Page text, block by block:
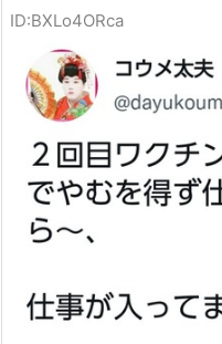
ID:BXLo4ORca